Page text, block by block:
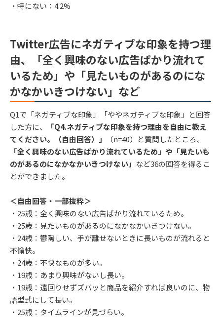
・特にない：4.2%
Twitter広告にネガティブな印象を持つ理
由、「全く興味のない広告ばかり流れて
いるため」や「見たいものがあるのにな
かなかいきつけない」など
Q1で「ネガティブな印象」「ややネガティブな印象」と回答
した方に、
「Q4.ネガティブな印象を持つ理由を自由に教え
てください。（自由回答）」
（n=40）と質問したところ、
「全く興味のない広告ばかり流れているため」や「見たいも
のがあるのになかなかいきつけない」 など36の回答を得るこ
とができました。
＜自由回答・一部抜粋＞
・25歳：全く興味のない広告ばかり流れているため。
・25歳：見たいものがあるのになかなかいきつけない。
・24歳：鬱陶しい、手が離せないときに長いものが流れると
不愉快。
・24歳：不快なものが多い。
・19歳：あまり興味がないし長い。
・19歳：遠回りせずズバッと商品を紹介すれば良いのに、物
語型式にして長い。
・25歳：タイムラインが見づらい。